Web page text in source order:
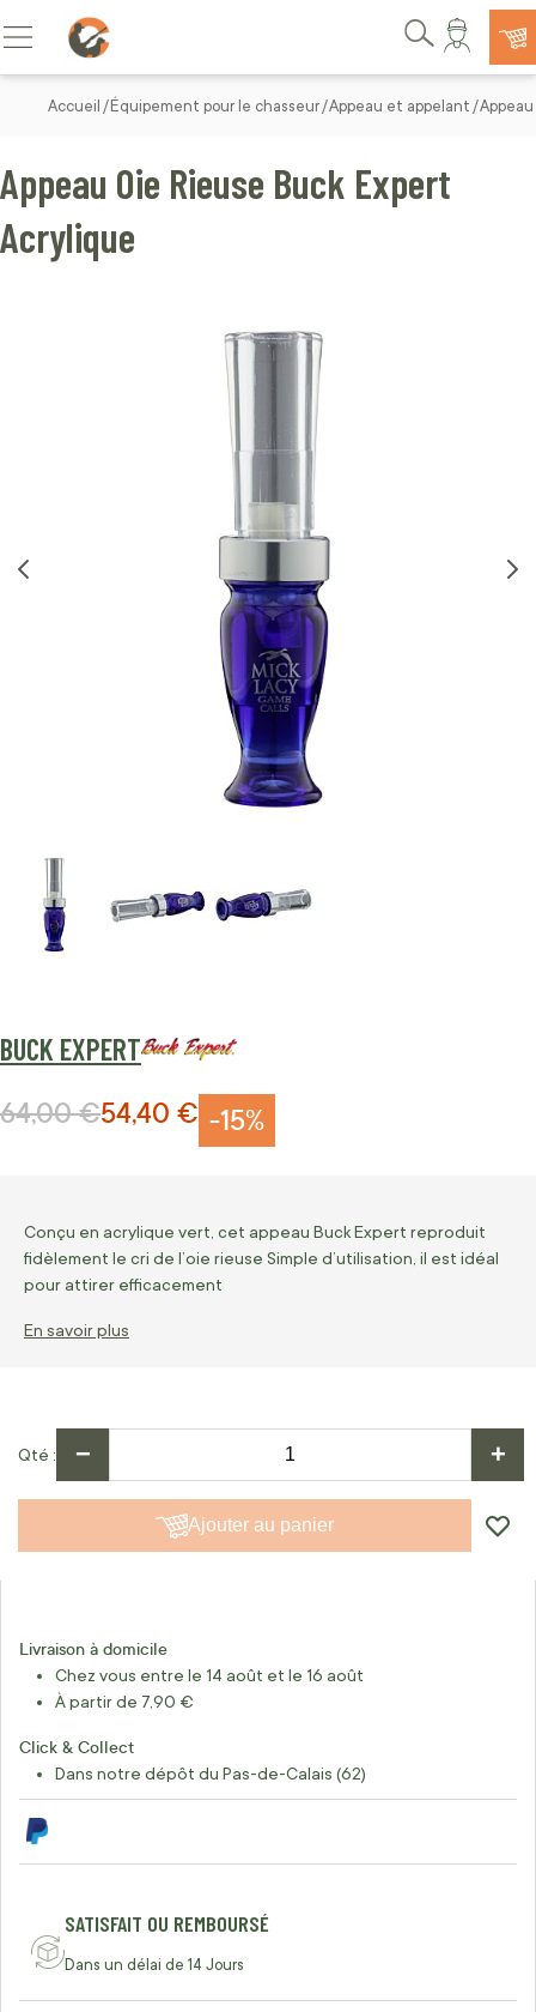
Allez au contenu
Basculer la navigation
Rechercher
Accueil Équipement pour le chasseur Appeau et appelant
BUCK EXPERT
Appeau Oie Rieuse Buck Expert
Acrylique
-15%
Prix Spécial
54,40 €
Prix normal
64,00 €
Conçu en acrylique vert, cet appeau Buck Expert reproduit
fidèlement le cri de l’oie rieuse Simple d’utilisation, il est idéal
pour attirer efficacement
En savoir plus
Qté − +
Ajouter au panier
Livraison à domicile
Chez vous entre le 14 août et le 16 août
À partir de 7,90 €
Click & Collect
Dans notre dépôt du Pas-de-Calais (62)
SATISFAIT OU REMBOURSÉ
Dans un délai de 14 Jours